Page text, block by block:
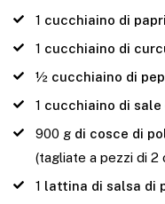
1 cucchiaino di
1 cucchiaino di
½ cucchiaino di
1 cucchiaino di sale
900 g di cosce di
(tagliate a pezzi di 2
1 lattina di salsa di